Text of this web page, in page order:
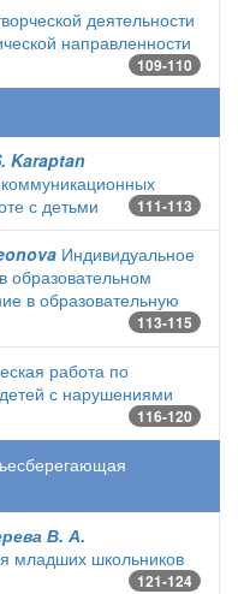
деятельности
направленности
109-110
Karaptan
с детьми
111-113
Индивидуальное
образовательном
в образовательную
113-115
работа по
с нарушениями
116-120
В. А.
младших школьников
121-124